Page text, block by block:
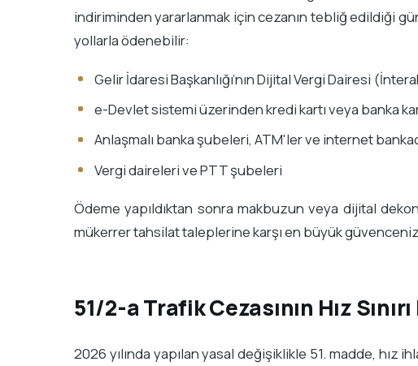
indiriminden yararlanmak için cezanın tebliğ edildiği
yollarla ödenebilir:
Gelir İdaresi Başkanlığı’nın Dijital Vergi Dairesi
e-Devlet sistemi üzerinden kredi kartı veya banka
Anlaşmalı banka şubeleri, ATM'ler ve internet
Vergi daireleri ve PTT şubeleri
Ödeme yapıldıktan sonra makbuzun veya dijital
mükerrer tahsilat taleplerine karşı en büyük
51/2-a Trafik Cezasının Hız
2026 yılında yapılan yasal değişiklikle 51. madde, hız